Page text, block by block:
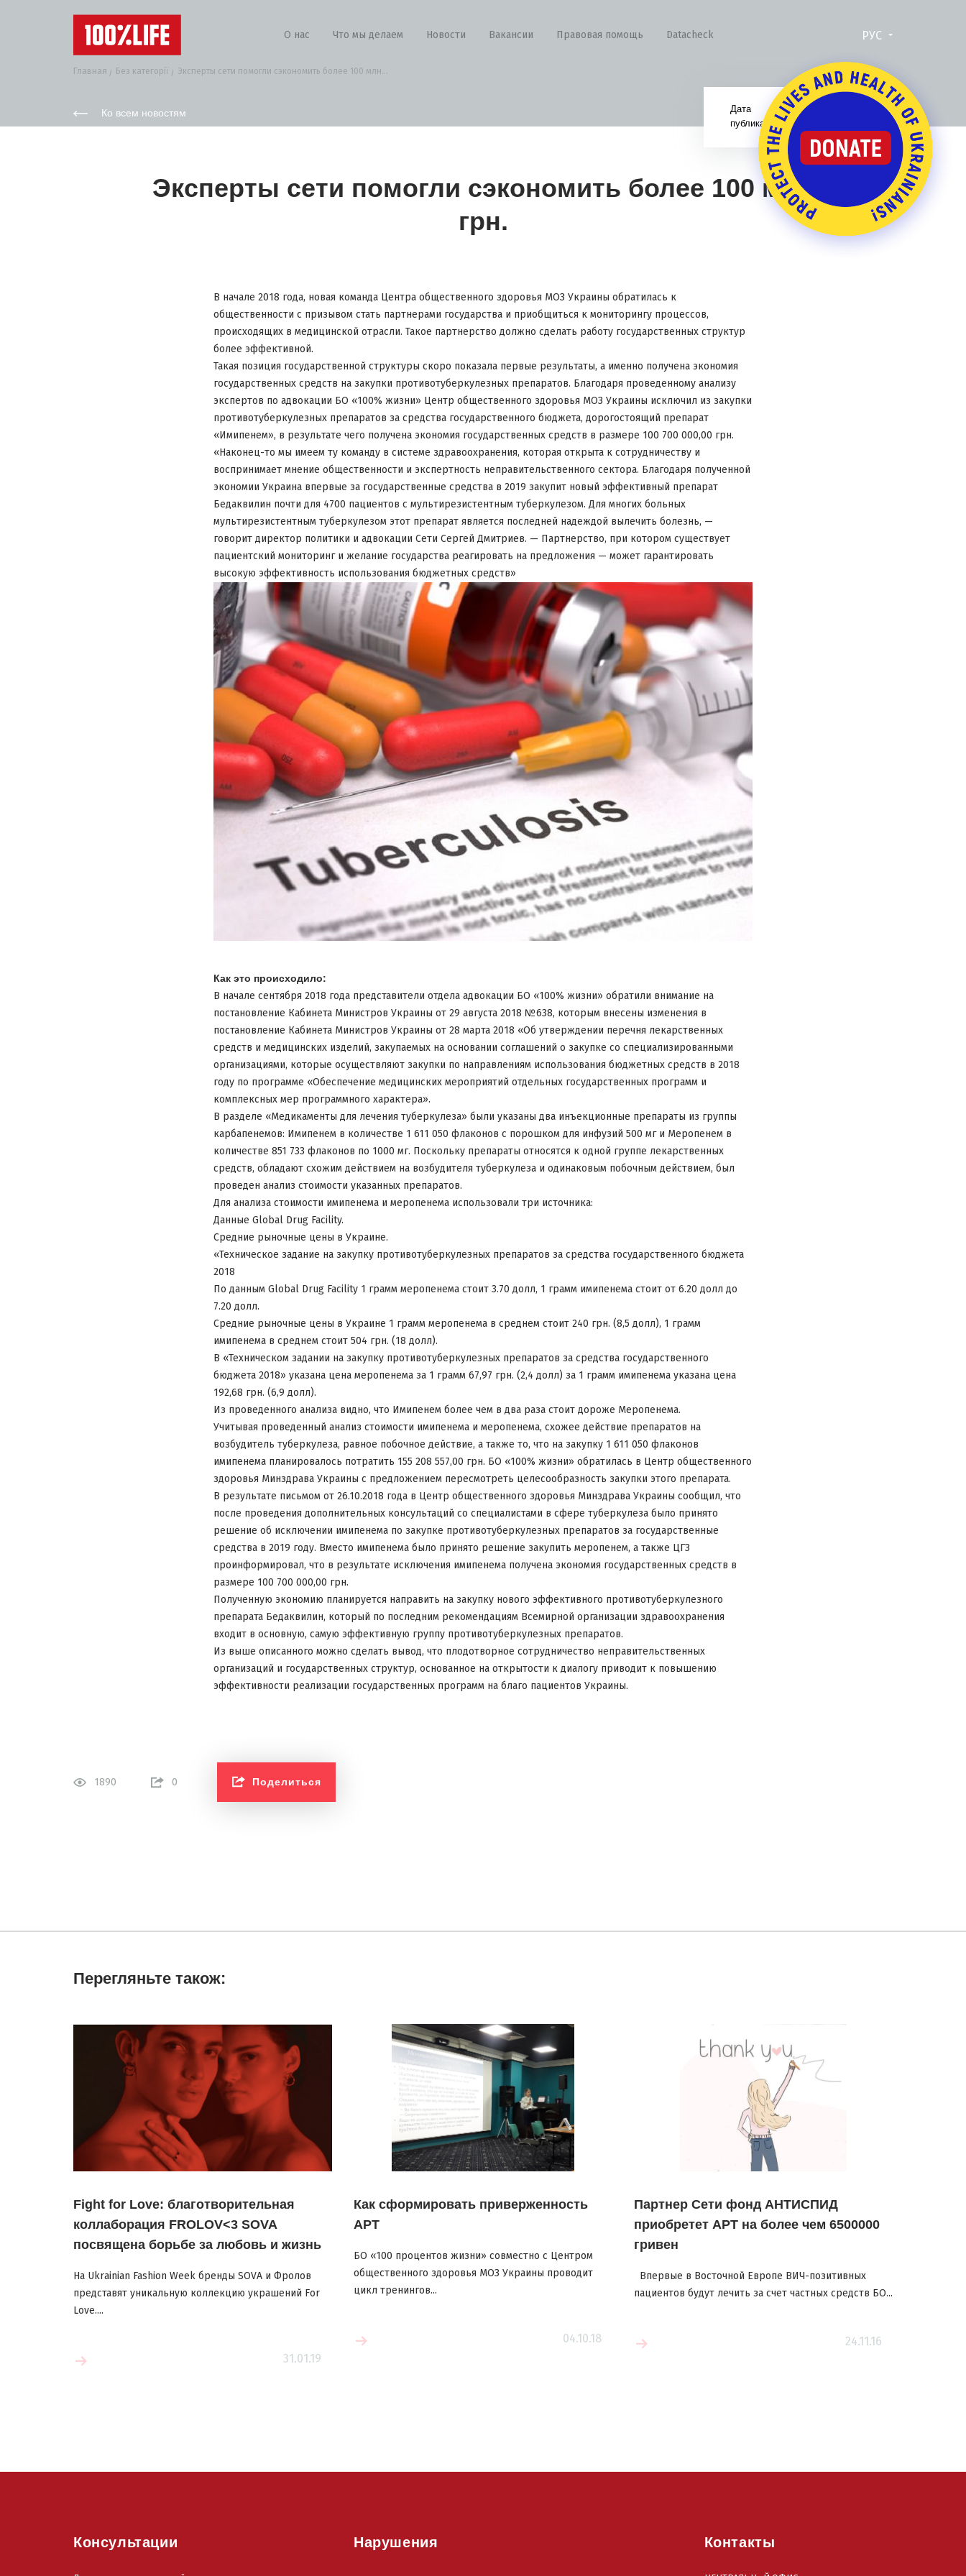
О нас Что мы делаем Новости Вакансии Правовая помощь Datacheck РУС
Главная Без категорії Эксперты сети помогли сэкономить более 100 млн...
Ко всем новостям
Дата
публикации:
Эксперты сети помогли сэкономить более 100 млн
грн.
В начале 2018 года, новая команда Центра общественного здоровья МОЗ Украины обратилась к
общественности с призывом стать партнерами государства и приобщиться к мониторингу процессов,
происходящих в медицинской отрасли. Такое партнерство должно сделать работу государственных структур
более эффективной.
Такая позиция государственной структуры скоро показала первые результаты, а именно получена экономия
государственных средств на закупки противотуберкулезных препаратов. Благодаря проведенному анализу
экспертов по адвокации БО «100% жизни» Центр общественного здоровья МОЗ Украины исключил из закупки
противотуберкулезных препаратов за средства государственного бюджета, дорогостоящий препарат
«Имипенем», в результате чего получена экономия государственных средств в размере 100 700 000,00 грн.
«Наконец-то мы имеем ту команду в системе здравоохранения, которая открыта к сотрудничеству и
воспринимает мнение общественности и экспертность неправительственного сектора. Благодаря полученной
экономии Украина впервые за государственные средства в 2019 закупит новый эффективный препарат
Бедаквилин почти для 4700 пациентов с мультирезистентным туберкулезом. Для многих больных
мультирезистентным туберкулезом этот препарат является последней надеждой вылечить болезнь, —
говорит директор политики и адвокации Сети Сергей Дмитриев. — Партнерство, при котором существует
пациентский мониторинг и желание государства реагировать на предложения — может гарантировать
высокую эффективность использования бюджетных средств»
Как это происходило:
В начале сентября 2018 года представители отдела адвокации БО «100% жизни» обратили внимание на
постановление Кабинета Министров Украины от 29 августа 2018 №638, которым внесены изменения в
постановление Кабинета Министров Украины от 28 марта 2018 «Об утверждении перечня лекарственных
средств и медицинских изделий, закупаемых на основании соглашений о закупке со специализированными
организациями, которые осуществляют закупки по направлениям использования бюджетных средств в 2018
году по программе «Обеспечение медицинских мероприятий отдельных государственных программ и
комплексных мер программного характера».
В разделе «Медикаменты для лечения туберкулеза» были указаны два инъекционные препараты из группы
карбапенемов: Имипенем в количестве 1 611 050 флаконов с порошком для инфузий 500 мг и Меропенем в
количестве 851 733 флаконов по 1000 мг. Поскольку препараты относятся к одной группе лекарственных
средств, обладают схожим действием на возбудителя туберкулеза и одинаковым побочным действием, был
проведен анализ стоимости указанных препаратов.
Для анализа стоимости имипенема и меропенема использовали три источника:
Данные Global Drug Facility.
Средние рыночные цены в Украине.
«Техническое задание на закупку противотуберкулезных препаратов за средства государственного бюджета
2018
По данным Global Drug Facility 1 грамм меропенема стоит 3.70 долл, 1 грамм имипенема стоит от 6.20 долл до
7.20 долл.
Средние рыночные цены в Украине 1 грамм меропенема в среднем стоит 240 грн. (8,5 долл), 1 грамм
имипенема в среднем стоит 504 грн. (18 долл).
В «Техническом задании на закупку противотуберкулезных препаратов за средства государственного
бюджета 2018» указана цена меропенема за 1 грамм 67,97 грн. (2,4 долл) за 1 грамм имипенема указана цена
192,68 грн. (6,9 долл).
Из проведенного анализа видно, что Имипенем более чем в два раза стоит дороже Меропенема.
Учитывая проведенный анализ стоимости имипенема и меропенема, схожее действие препаратов на
возбудитель туберкулеза, равное побочное действие, а также то, что на закупку 1 611 050 флаконов
имипенема планировалось потратить 155 208 557,00 грн. БО «100% жизни» обратилась в Центр общественного
здоровья Минздрава Украины с предложением пересмотреть целесообразность закупки этого препарата.
В результате письмом от 26.10.2018 года в Центр общественного здоровья Минздрава Украины сообщил, что
после проведения дополнительных консультаций со специалистами в сфере туберкулеза было принято
решение об исключении имипенема по закупке противотуберкулезных препаратов за государственные
средства в 2019 году. Вместо имипенема было принято решение закупить меропенем, а также ЦГЗ
проинформировал, что в результате исключения имипенема получена экономия государственных средств в
размере 100 700 000,00 грн.
Полученную экономию планируется направить на закупку нового эффективного противотуберкулезного
препарата Бедаквилин, который по последним рекомендациям Всемирной организации здравоохранения
входит в основную, самую эффективную группу противотуберкулезных препаратов.
Из выше описанного можно сделать вывод, что плодотворное сотрудничество неправительственных
организаций и государственных структур, основанное на открытости к диалогу приводит к повышению
эффективности реализации государственных программ на благо пациентов Украины.
1890 0 Поделиться
Перегляньте також:
Fight for Love: благотворительная
коллаборация FROLOV<3 SOVA
посвящена борьбе за любовь и жизнь
На Ukrainian Fashion Week бренды SOVA и Фролов
представят уникальную коллекцию украшений For
Love....
31.01.19
Как сформировать приверженность
АРТ
БО «100 процентов жизни» совместно с Центром
общественного здоровья МОЗ Украины проводит
цикл тренингов...
04.10.18
Партнер Сети фонд АНТИСПИД
приобретет АРТ на более чем 6500000
гривен
Впервые в Восточной Европе ВИЧ-позитивных
пациентов будут лечить за счет частных средств БО...
24.11.16
Читать больше
Консультации Нарушения Контакты